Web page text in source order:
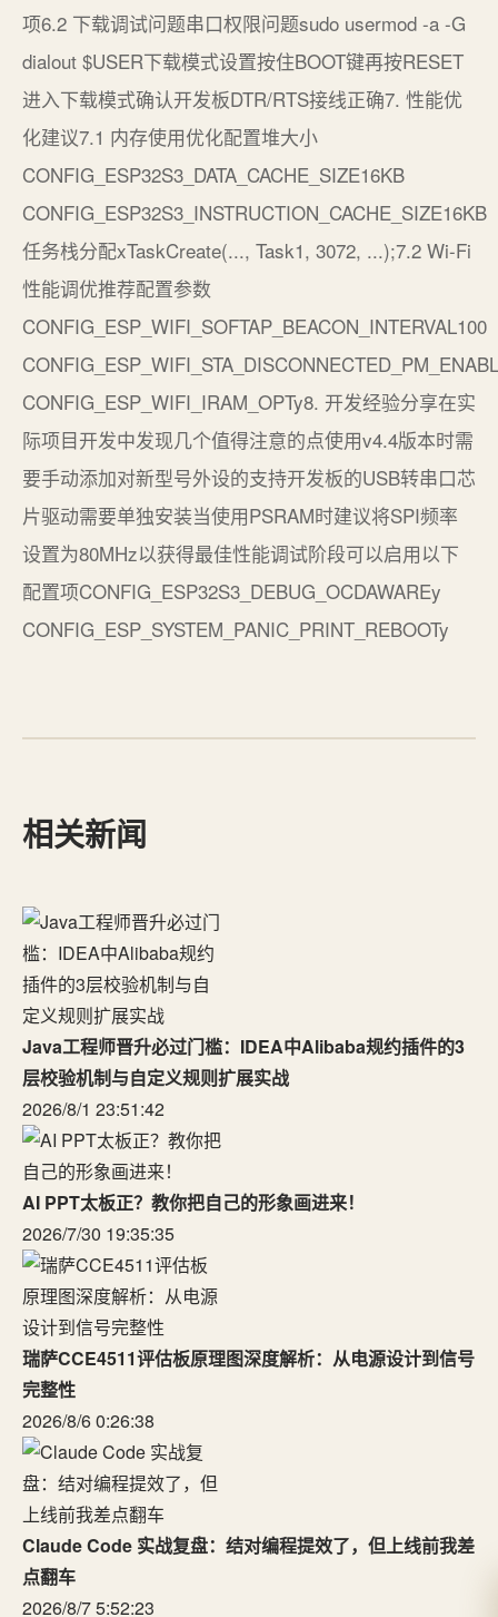
项6.2 下载调试问题串口权限问题sudo usermod -a -G
dialout $USER下载模式设置按住BOOT键再按RESET
进入下载模式确认开发板DTR/RTS接线正确7. 性能优
化建议7.1 内存使用优化配置堆大小
CONFIG_ESP32S3_DATA_CACHE_SIZE16KB
CONFIG_ESP32S3_INSTRUCTION_CACHE_SIZE16KB
任务栈分配xTaskCreate(..., Task1, 3072, ...);7.2 Wi-Fi
性能调优推荐配置参数
CONFIG_ESP_WIFI_SOFTAP_BEACON_INTERVAL100
CONFIG_ESP_WIFI_IRAM_OPTy8. 开发经验分享在实
际项目开发中发现几个值得注意的点使用v4.4版本时需
要手动添加对新型号外设的支持开发板的USB转串口芯
片驱动需要单独安装当使用PSRAM时建议将SPI频率
设置为80MHz以获得最佳性能调试阶段可以启用以下
配置项CONFIG_ESP32S3_DEBUG_OCDAWAREy
CONFIG_ESP_SYSTEM_PANIC_PRINT_REBOOTy
相关新闻
Java工程师晋升必过门槛：IDEA中Alibaba规约插件的3
层校验机制与自定义规则扩展实战
2026/8/1 23:51:42
AI PPT太板正？教你把自己的形象画进来！
2026/7/30 19:35:35
瑞萨CCE4511评估板原理图深度解析：从电源设计到信号
完整性
2026/8/6 0:26:38
Claude Code 实战复盘：结对编程提效了，但上线前我差
点翻车
2026/8/7 5:52:23